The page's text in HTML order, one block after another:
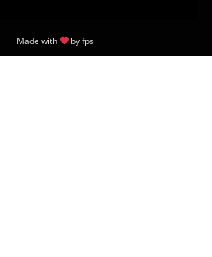
Made with byfps